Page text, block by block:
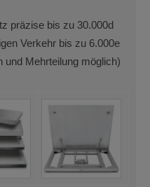
präzise bis zu 30.000d
Verkehr bis zu 6.000e
und Mehrteilung möglich)